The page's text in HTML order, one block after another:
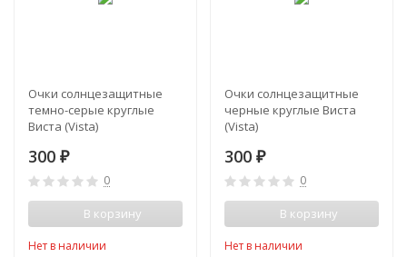
Очки солнцезащитные
темно-серые круглые
Виста (Vista)
300 ₽
0
В корзину
Нет в наличии
Очки солнцезащитные
черные круглые Виста
(Vista)
300 ₽
0
В корзину
Нет в наличии